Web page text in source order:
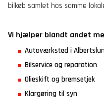
bilkøb samlet hos samme
Vi hjælper blandt andet
Autoværksted i
Bilservice og reparation
Olieskift og bremsetjek
Klargøring til syn